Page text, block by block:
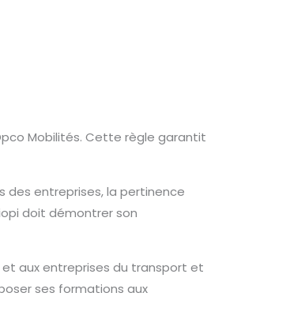
Mobilités. Cette règle garantit
des entreprises, la pertinence
doit démontrer son
aux entreprises du transport et
ses formations aux